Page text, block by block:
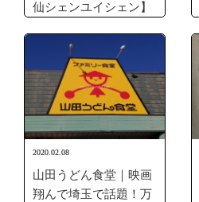
仙シェンユイシェン】
2020.02.08
山田うどん食堂｜映画
翔んで埼玉で話題！万